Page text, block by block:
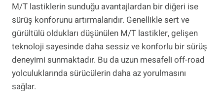
M/T lastiklerin sunduğu avantajlardan bir diğeri ise
sürüş konforunu artırmalarıdır. Genellikle sert ve
gürültülü oldukları düşünülen M/T lastikler, gelişen
teknoloji sayesinde daha sessiz ve konforlu bir sürüş
deneyimi sunmaktadır. Bu da uzun mesafeli off-road
yolculuklarında sürücülerin daha az yorulmasını
sağlar.